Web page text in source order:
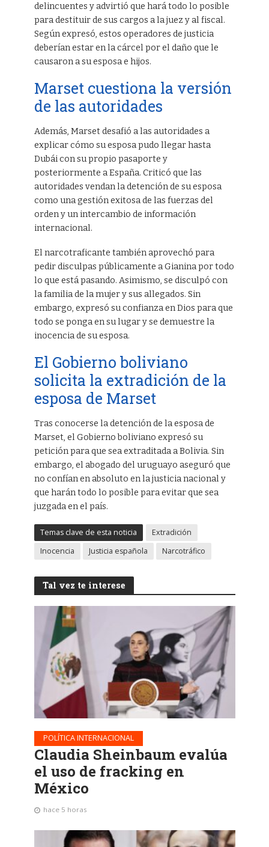
delincuentes y advirtió que hará todo lo posible
para destituir de sus cargos a la juez y al fiscal.
Según expresó, estos operadores de justicia
deberían estar en la cárcel por el daño que le
causaron a su esposa e hijos.
Marset cuestiona la versión
de las autoridades
Además, Marset desafió a las autoridades a
explicar cómo su esposa pudo llegar hasta
Dubái con su propio pasaporte y
posteriormente a España. Criticó que las
autoridades vendan la detención de su esposa
como una gestión exitosa de las fuerzas del
orden y un intercambio de información
internacional.
El narcotraficante también aprovechó para
pedir disculpas públicamente a Gianina por todo
lo que está pasando. Asimismo, se disculpó con
la familia de la mujer y sus allegados. Sin
embargo, expresó su confianza en Dios para que
todo se ponga en su lugar y se demuestre la
inocencia de su esposa.
El Gobierno boliviano
solicita la extradición de la
esposa de Marset
Tras conocerse la detención de la esposa de
Marset, el Gobierno boliviano expresó su
petición para que sea extraditada a Bolivia. Sin
embargo, el abogado del uruguayo aseguró que
no confían en absoluto en la justicia nacional y
que harán todo lo posible para evitar que sea
juzgada en el país.
Temas clave de esta noticia
Extradición
Inocencia
Justicia española Narcotráfico
Tal vez te interese
POLÍTICA INTERNACIONAL
Claudia Sheinbaum evalúa
el uso de fracking en
México
hace 5 horas